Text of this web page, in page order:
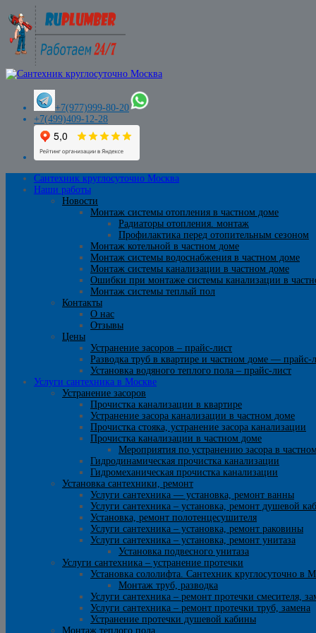
+7(977)999-80-20
+7(499)409-12-28
Сантехник круглосуточно Москва
Наши работы
Новости
Монтаж системы отопления в частном доме
Радиаторы отопления. монтаж
Профилактика перед отопительным сезоном
Монтаж котельной в частном доме
Монтаж системы водоснабжения в частном доме
Монтаж системы канализации в частном доме
Ошибки при монтаже системы канализации в
Монтаж системы теплый пол
Контакты
О нас
Отзывы
Цены
Устранение засоров – прайс-лист
Разводка труб в квартире и частном доме — прайс-
Установка водяного теплого пола – прайс-лист
Услуги сантехника в Москве
Устранение засоров
Прочистка канализации в квартире
Устранение засора канализации в частном доме
Прочистка стояка, устранение засора канализации
Прочистка канализации в частном доме
Мероприятия по устранению засора в
Гидродинамическая прочистка канализации
Гидромеханическая прочистка канализации
Установка сантехники, ремонт
Услуги сантехника — установка, ремонт ванны
Услуги сантехника – установка, ремонт душевой
Установка, ремонт полотенцесушителя
Услуги сантехника – установка, ремонт раковины
Услуги сантехника – установка, ремонт унитаза
Установка подвесного унитаза
Услуги сантехника – устранение протечки
Установка сололифта. Сантехник круглосуточно в
Монтаж труб, разводка
Услуги сантехника – ремонт протечки смесителя,
Услуги сантехника – ремонт протечки труб, замена
Устранение протечки душевой кабины
Монтаж теплого пола